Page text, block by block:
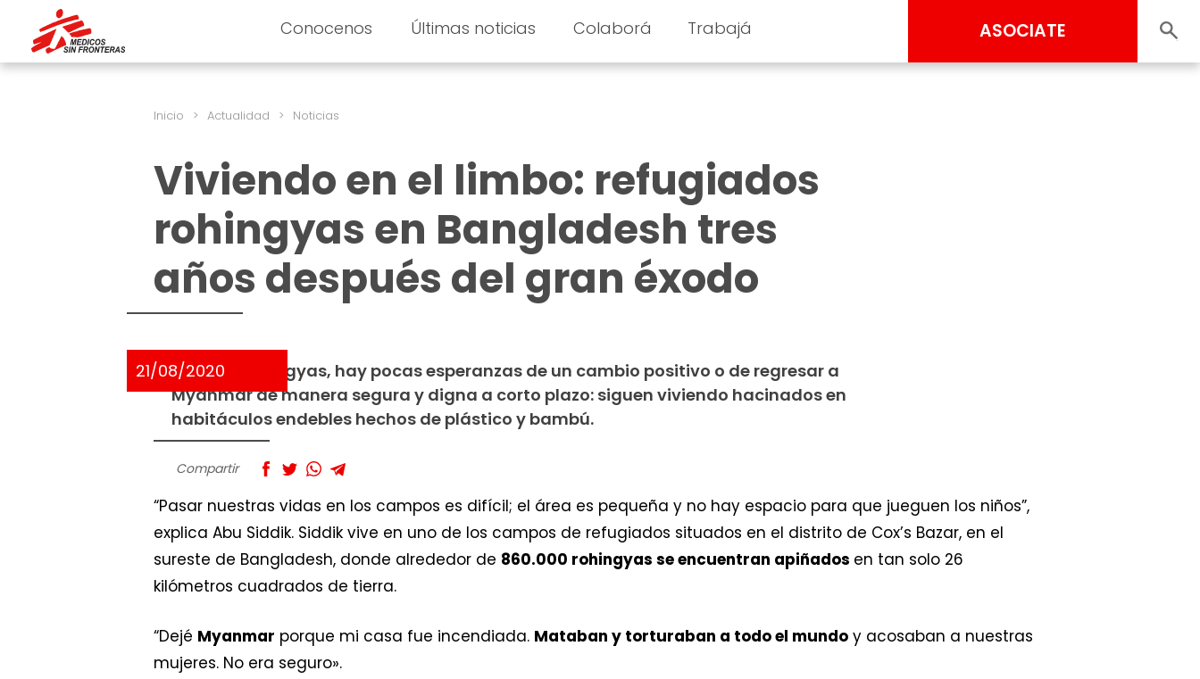
Conocenos Últimas noticias Colaborá Trabajá ASOCIATE
Inicio > Actualidad > Noticias
Viviendo en el limbo: refugiados
rohingyas en Bangladesh tres
años después del gran éxodo
21/08/2020
Para los rohingyas, hay pocas esperanzas de un cambio positivo o de regresar a
Myanmar de manera segura y digna a corto plazo: siguen viviendo hacinados en
habitáculos endebles hechos de plástico y bambú.
Compartir
“Pasar nuestras vidas en los campos es difícil; el área es pequeña y no hay espacio para que jueguen los niños”,
explica Abu Siddik. Siddik vive en uno de los campos de refugiados situados en el distrito de Cox’s Bazar, en el
sureste de Bangladesh, donde alrededor de 860.000 rohingyas se encuentran apiñados en tan solo 26
kilómetros cuadrados de tierra.
“Dejé Myanmar porque mi casa fue incendiada. Mataban y torturaban a todo el mundo y acosaban a nuestras
mujeres. No era seguro».